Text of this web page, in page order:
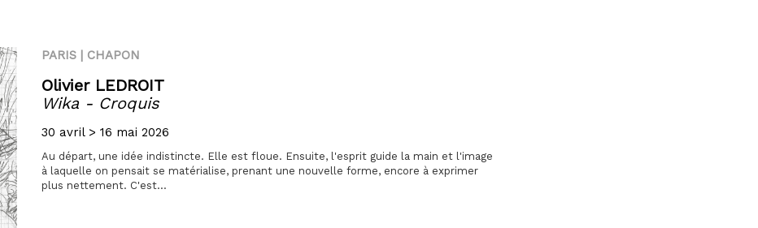
PARIS | CHAPON
Olivier LEDROIT
Wika - Croquis
30 avril > 16 mai 2026
Au départ, une idée indistincte. Elle est floue. Ensuite, l'esprit guide la main et l'image
à laquelle on pensait se matérialise, prenant une nouvelle forme, encore à exprimer
plus nettement. C'est...